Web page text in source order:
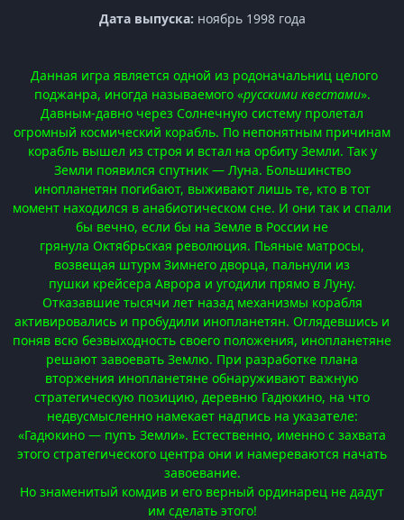
Дата выпуска: ноябрь 1998 года
Данная игра является одной из родоначальниц целого
поджанра, иногда называемого «русскими квестами».
Давным-давно через Солнечную систему пролетал
огромный космический корабль. По непонятным причинам
корабль вышел из строя и встал на орбиту Земли. Так у
Земли появился спутник — Луна. Большинство
инопланетян погибают, выживают лишь те, кто в тот
момент находился в анабиотическом сне. И они так и спали
бы вечно, если бы на Земле в России не
грянула Октябрьская революция. Пьяные матросы,
возвещая штурм Зимнего дворца, пальнули из
пушки крейсера Аврора и угодили прямо в Луну.
Отказавшие тысячи лет назад механизмы корабля
активировались и пробудили инопланетян. Оглядевшись и
поняв всю безвыходность своего положения, инопланетяне
решают завоевать Землю. При разработке плана
вторжения инопланетяне обнаруживают важную
стратегическую позицию, деревню Гадюкино, на что
недвусмысленно намекает надпись на указателе:
«Гадюкино — пупъ Земли». Естественно, именно с захвата
этого стратегического центра они и намереваются начать
завоевание.
Но знаменитый комдив и его верный ординарец не дадут
им сделать этого!